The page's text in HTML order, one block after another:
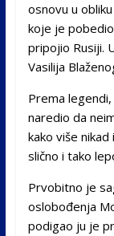
osnovu u
koje je
pripojio Rusiji.
Vasilija
Prema
naredio da
kako više
slično i tako
Prvobitno je
oslobođenja
podigao ju je